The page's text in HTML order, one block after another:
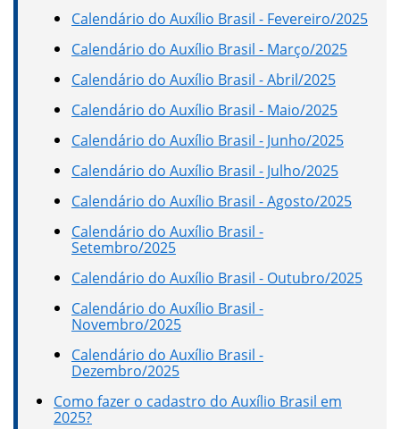
Calendário do Auxílio Brasil - Fevereiro/2025
Calendário do Auxílio Brasil - Março/2025
Calendário do Auxílio Brasil - Abril/2025
Calendário do Auxílio Brasil - Maio/2025
Calendário do Auxílio Brasil - Junho/2025
Calendário do Auxílio Brasil - Julho/2025
Calendário do Auxílio Brasil - Agosto/2025
Calendário do Auxílio Brasil -
Setembro/2025
Calendário do Auxílio Brasil - Outubro/2025
Calendário do Auxílio Brasil -
Novembro/2025
Calendário do Auxílio Brasil -
Dezembro/2025
Como fazer o cadastro do Auxílio Brasil em
2025?